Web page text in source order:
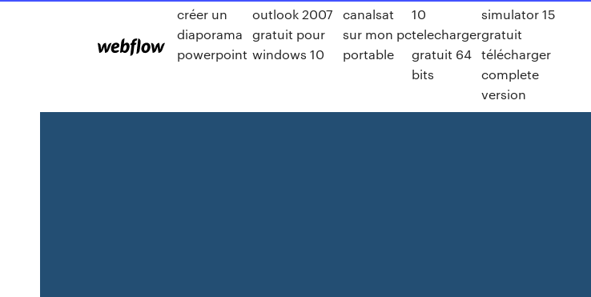
créer un
diaporama
powerpoint
outlook 2007
gratuit pour
windows 10
canalsat
sur mon pc
portable
10
telecharger
gratuit 64
bits
simulator 15
gratuit
télécharger
complete
version